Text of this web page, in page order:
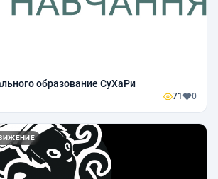
образование СуХаРи
71 0